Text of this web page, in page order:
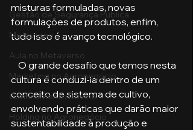
Gestão de Segurança Publica
Metaverso
Aula no Metaverso
Marketing no Agronegócio
Confinamento Bovino
Holding no Agronegócio
misturas formuladas, novas
formulações de produtos, enfim,
tudo isso é avanço tecnológico.
cultura é conduzi-la dentro de um
conceito de sistema de cultivo,
envolvendo práticas que darão maior
sustentabilidade à produção e